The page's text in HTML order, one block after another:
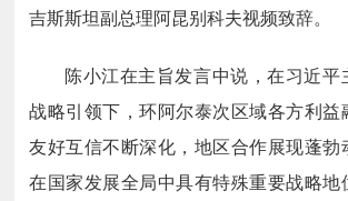
吉斯斯坦副总理阿昆别科夫视频致辞。
陈小江在主旨发言中说，在习近平
战略引领下，环阿尔泰次区域各方利益
友好互信不断深化，地区合作展现蓬勃
在国家发展全局中具有特殊重要战略地